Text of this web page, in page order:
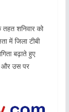
तहत शनिवार को
में जिला टीबी
बढ़ाते हुए
और उस पर